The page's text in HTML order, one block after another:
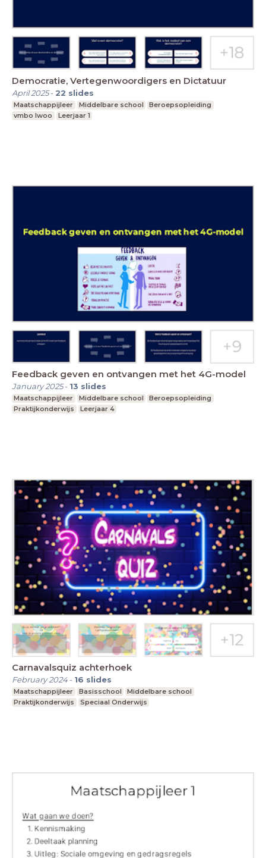
Democratie, Vertegenwoordigers en Dictatuur
April 2025- 22 slides
Maatschappijleer Middelbare school
Beroepsopleiding
vmbo lwoo
Leerjaar 1
Feedback geven en ontvangen met het 4G-model
January 2025- 13 slides
Maatschappijleer Middelbare school
Beroepsopleiding
Praktijkonderwijs
Leerjaar 4
Carnavalsquiz achterhoek
February 2024- 16 slides
Maatschappijleer Basisschool
Middelbare school
Praktijkonderwijs
Speciaal Onderwijs